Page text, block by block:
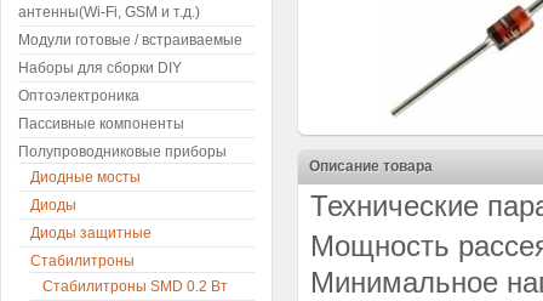
Описание товара
Технические
Мощность
Минимальное
антенны(Wi-Fi, GSM и т.д.)
Модули готовые / встраиваемые
Наборы для сборки DIY
Оптоэлектроника
Пассивные компоненты
Полупроводниковые приборы
Диодные мосты
Диоды
Диоды защитные
Стабилитроны
Стабилитроны SMD 0.2 Вт